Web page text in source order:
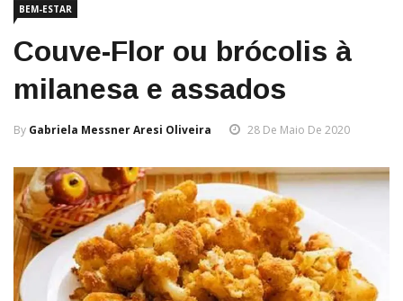
BEM-ESTAR
Couve-Flor ou brócolis à
milanesa e assados
By Gabriela Messner Aresi Oliveira 28 De Maio De 2020